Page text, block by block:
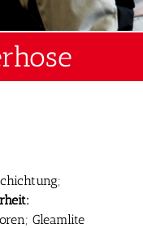
Gleamlite